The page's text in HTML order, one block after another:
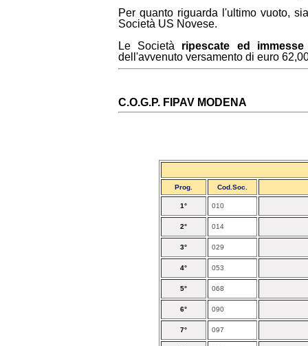
Per quanto riguarda l'ultimo vuoto,
Società US Novese.
Le Società ripescate ed immesse
dell'avvenuto versamento di euro
C.O.G.P. FIPAV MODENA
Prog. Cod.Soc.
1° 010
2° 014
3° 029
4° 053
5° 068
6° 090
7° 097